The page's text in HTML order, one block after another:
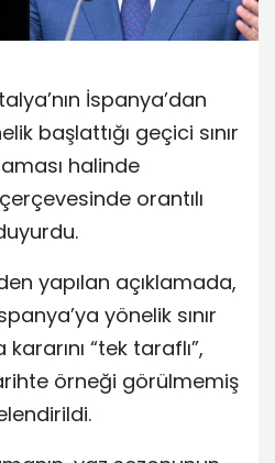
İspanya’dan
başlattığı geçici sınır
halinde
orantılı
yapılan açıklamada,
yönelik sınır
“tek taraflı”,
örneği görülmemiş